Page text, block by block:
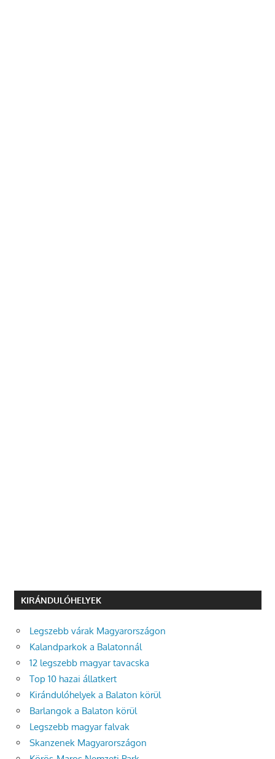
KIRÁNDULÓHELYEK
Legszebb várak Magyarországon
Kalandparkok a Balatonnál
12 legszebb magyar tavacska
Top 10 hazai állatkert
Kirándulóhelyek a Balaton körül
Barlangok a Balaton körül
Legszebb magyar falvak
Skanzenek Magyarországon